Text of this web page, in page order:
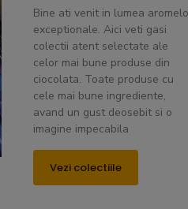
Bine ati venit in lumea
exceptionale. Aici veti gasi
colectii atent selectate ale
celor mai bune produse din
ciocolata. Toate produse cu
cele mai bune ingrediente,
avand un gust deosebit si o
imagine impecabila
Vezi colectiile